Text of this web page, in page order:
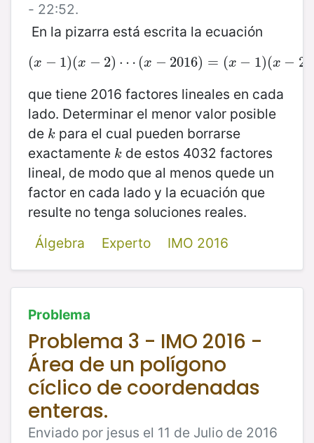
- 22:52.
En la pizarra está escrita la ecuación
(x − 1)(x − 2) ⋯ (x − 2016) = (x − 1)(x − 2
(x−1 )(x − 2) ⋯ (x−2016 )=( x− 1) x−2) ⋯ (x
que tiene 2016 factores lineales en cada
lado. Determinar el menor valor posible
de k
k para el cual pueden borrarse
exactamente k
k de estos 4032 factores
lineal, de modo que al menos quede un
factor en cada lado y la ecuación que
resulte no tenga soluciones reales.
Álgebra
Experto IMO 2016
Problema
Problema 3 - IMO 2016 -
Área de un polígono
cíclico de coordenadas
enteras.
Enviado por jesus el 11 de Julio de 2016